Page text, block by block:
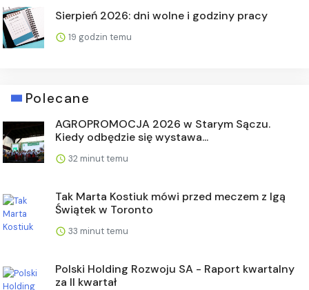
Sierpień 2026: dni wolne i godziny pracy
19 godzin temu
Polecane
AGROPROMOCJA 2026 w Starym Sączu.
Kiedy odbędzie się wystawa...
32 minut temu
Tak Marta Kostiuk mówi przed meczem z Igą
Świątek w Toronto
33 minut temu
Polski Holding Rozwoju SA - Raport kwartalny
za II kwartał